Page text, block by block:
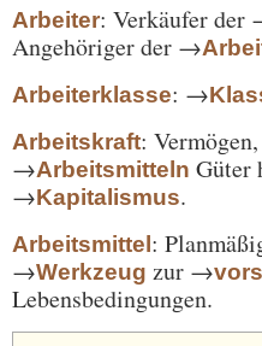
Arbeiter: Verkäufer der
Angehöriger der →
Arbeiterklasse: →
Arbeitskraft:
→Arbeitsmitteln Güter
→Kapitalismus.
Arbeitsmittel:
→Werkzeug zur →
Lebensbedingungen.